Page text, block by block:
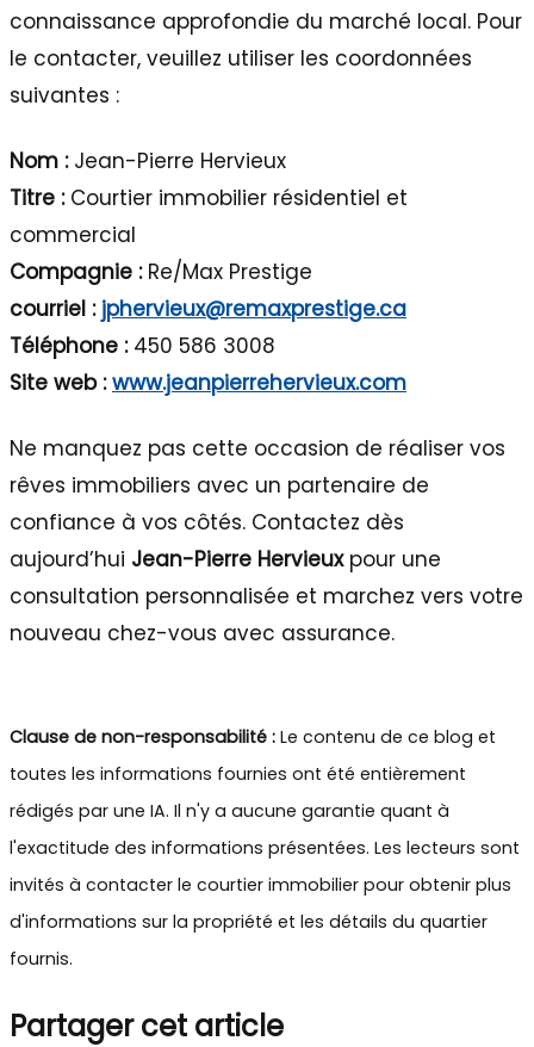
connaissance approfondie du marché local. Pour
le contacter, veuillez utiliser les coordonnées
suivantes :
Nom :Jean-Pierre Hervieux
Titre :Courtier immobilier résidentiel et
commercial
Compagnie :Re/Max Prestige
courriel : jphervieux@remaxprestige.ca
Téléphone :450 586 3008
Site web : www.jeanpierrehervieux.com
Ne manquez pas cette occasion de réaliser vos
rêves immobiliers avec un partenaire de
confiance à vos côtés. Contactez dès
aujourd’hui Jean-Pierre Hervieuxpour une
consultation personnalisée et marchez vers votre
nouveau chez-vous avec assurance.
Clause de non-responsabilité : Le contenu de ce blog et
toutes les informations fournies ont été entièrement
rédigés par une IA. Il n'y a aucune garantie quant à
l'exactitude des informations présentées. Les lecteurs sont
invités à contacter le courtier immobilier pour obtenir plus
d'informations sur la propriété et les détails du quartier
fournis.
Partager cet article